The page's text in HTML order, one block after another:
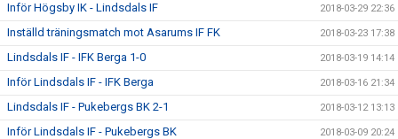
Inför Högsby IK - Lindsdals IF 2018-03-29 22:36
Inställd träningsmatch mot Asarums IF FK 2018-03-23 17:38
Lindsdals IF - IFK Berga 1-0 2018-03-19 14:14
Inför Lindsdals IF - IFK Berga 2018-03-16 21:34
Lindsdals IF - Pukebergs BK 2-1 2018-03-12 13:13
Inför Lindsdals IF - Pukebergs BK 2018-03-09 20:24